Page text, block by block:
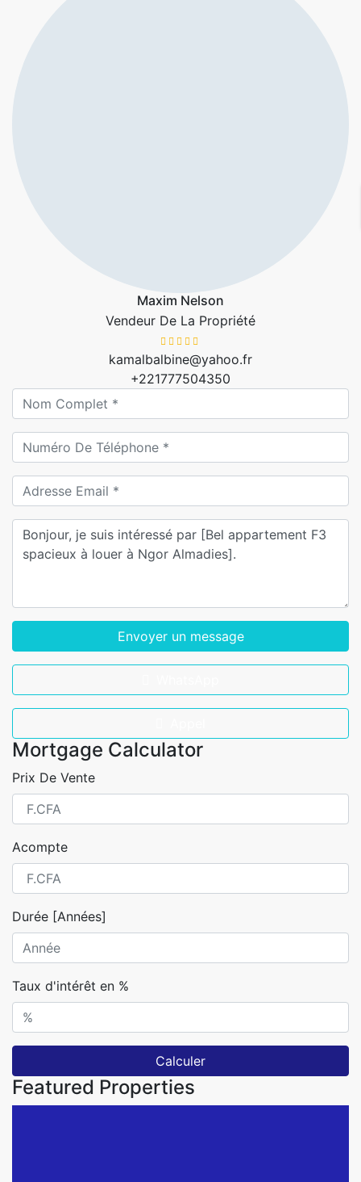
Maxim Nelson
Vendeur De La Propriété
kamalbalbine@yahoo.fr
+221777504350
Envoyer un message
Mortgage Calculator
Prix De Vente
Acompte
Durée [Années]
Taux d'intérêt en %
Calculer
Featured Properties